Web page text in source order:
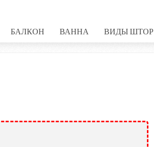
БАЛКОН ВАННА ВИДЫ ШТОР